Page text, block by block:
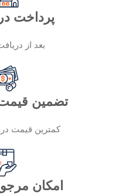
پرداخت
بعد از
تضمین
کمترین قیمت
امکان